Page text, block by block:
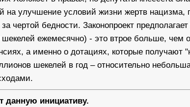
на улучшение условий жизни жертв
чертой бедности. Законопроект
ежемесячно) - это втрое больше, чем
а именно о дотациях, которые получают
шекелей в год – относительно
данную инициативу.